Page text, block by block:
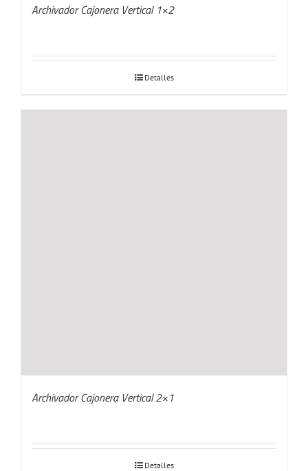
Archivador Cajonera Vertical 1×2
Detalles
Archivador Cajonera Vertical 2×1
Detalles